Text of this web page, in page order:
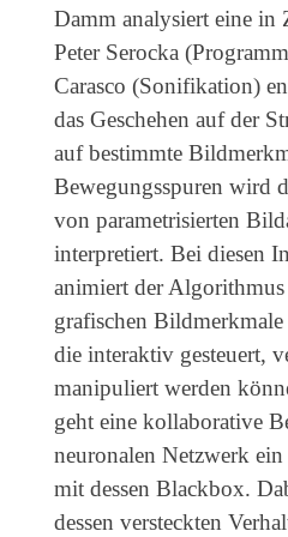
Damm analysiert eine in
Peter Serocka
Carasco (Sonifikation)
das Geschehen auf der
auf bestimmte
Bewegungsspuren wird
von parametrisierten
interpretiert. Bei diesen
animiert der
grafischen
die interaktiv gesteuert,
manipuliert werden
geht eine kollaborative
neuronalen Netzwerk
mit dessen Blackbox.
dessen versteckten